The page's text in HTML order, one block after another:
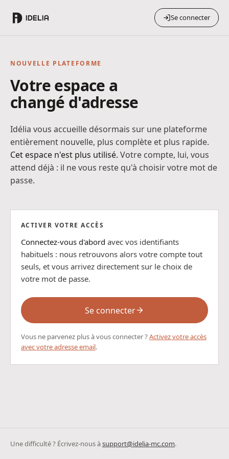
Se connecter
NOUVELLE PLATEFORME
Votre espace a
changé d'adresse
Idélia vous accueille désormais sur une plateforme
entièrement nouvelle, plus complète et plus rapide.
Cet espace n'est plus utilisé. Votre compte, lui, vous
attend déjà : il ne vous reste qu'à choisir votre mot de
passe.
ACTIVER VOTRE ACCÈS
Connectez-vous d'abord avec vos identifiants
habituels : nous retrouvons alors votre compte tout
seuls, et vous arrivez directement sur le choix de
votre mot de passe.
Se connecter
Vous ne parvenez plus à vous connecter ?Activez votre accès
avec votre adresse email.
Une difficulté ? Écrivez-nous àsupport@idelia-mc.com.